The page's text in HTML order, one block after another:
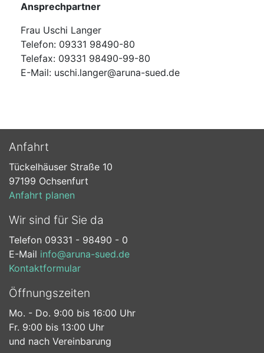
Ansprechpartner
Frau Uschi Langer
Telefon: 09331 98490-80
Telefax: 09331 98490-99-80
E-Mail: uschi.langer@aruna-sued.de
Anfahrt
Tückelhäuser Straße 10
97199 Ochsenfurt
Anfahrt planen
Wir sind für Sie da
Telefon 09331 - 98490 - 0
E-Mail info@aruna-sued.de
Kontaktformular
Öffnungszeiten
Mo. - Do. 9:00 bis 16:00 Uhr
Fr. 9:00 bis 13:00 Uhr
und nach Vereinbarung